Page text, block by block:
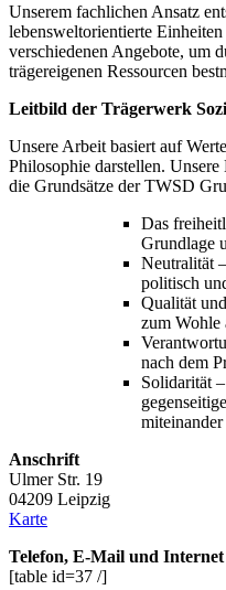
Unserem fachlichen Ansatz
lebensweltorientierte
verschiedenen Angebote, um
trägereigenen Ressourcen
Leitbild der Trägerwerk
Unsere Arbeit basiert auf
Philosophie darstellen.
die Grundsätze der TWSD
Das
Grundlage
Neutralität
politisch
Qualität
zum Wohle
nach dem
Solidarität
miteinander
Anschrift
Ulmer Str. 19
04209 Leipzig
Karte
Telefon, E-Mail und Internet
[table id=37 /]